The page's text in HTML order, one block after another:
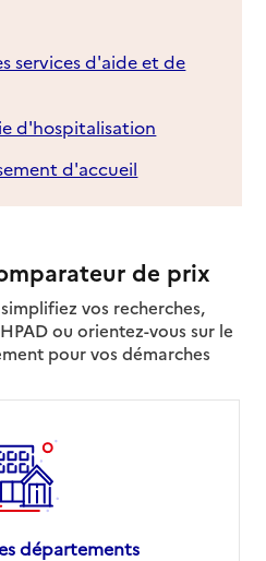
services d'aide et de
d'hospitalisation
d'accueil
de prix
vos recherches,
ou orientez-vous sur le
pour vos démarches
départements